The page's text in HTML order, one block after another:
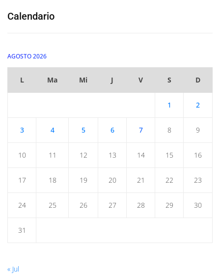
Calendario
AGOSTO 2026
L Ma Mi J V S D
1 2
3 4 5 6 7 8 9
10 11 12 13 14 15 16
17 18 19 20 21 22 23
24 25 26 27 28 29 30
31
« Jul